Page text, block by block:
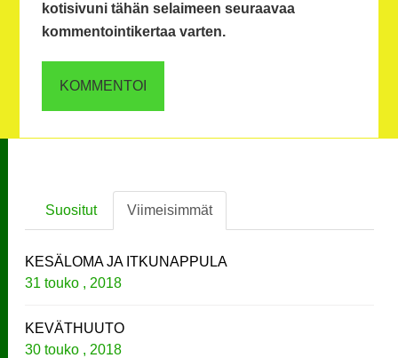
kotisivuni tähän selaimeen seuraavaa
kommentointikertaa varten.
Suositut Viimeisimmät
KESÄLOMA JA ITKUNAPPULA
31 touko , 2018
KEVÄTHUUTO
30 touko , 2018